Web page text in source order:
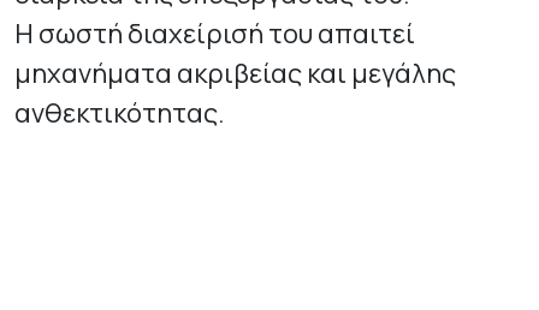
Η σωστή διαχείρισή του απαιτεί
μηχανήματα ακριβείας και μεγάλης
ανθεκτικότητας.